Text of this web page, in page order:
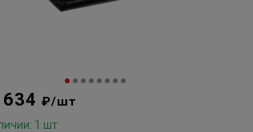
634₽/шт
1 шт